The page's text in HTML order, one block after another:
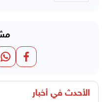
الأحدث في أخبار